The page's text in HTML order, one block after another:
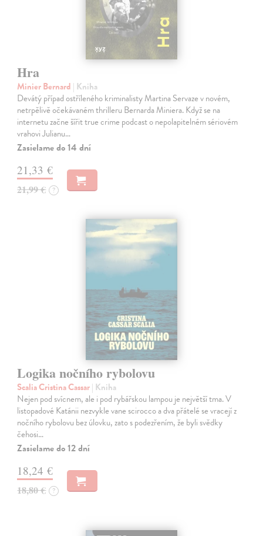
Hra
Minier Bernard | Kniha
Devátý případ ostříleného kriminalisty Martina Servaze v novém,
netrpělivě očekávaném thrilleru Bernarda Miniera. Když se na
internetu začne šířit true crime podcast o nepolapitelném sériovém
vrahovi Julianu…
Zasielame do 14 dní
21,33 €
21,99 € ?
Logika nočního rybolovu
Scalia Cristina Cassar| Kniha
Nejen pod svícnem, ale i pod rybářskou lampou je největší tma. V
listopadové Katánii nezvykle vane scirocco a dva přátelé se vracejí z
nočního rybolovu bez úlovku, zato s podezřením, že byli svědky
čehosi…
Zasielame do 12 dní
18,24 €
18,80 € ?